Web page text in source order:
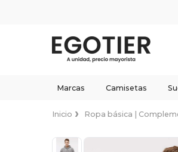
Marcas Camisetas
Inicio Ropa básica |